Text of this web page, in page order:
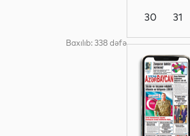
Baxılıb: 338 dəfə
Dünya
Elm
30
31